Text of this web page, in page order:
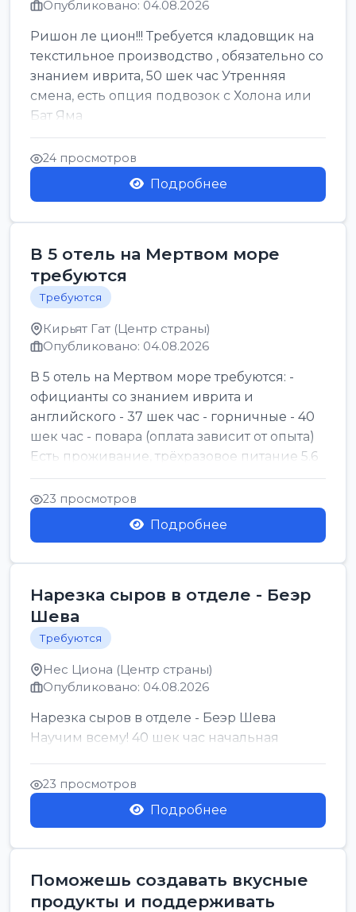
Опубликовано: 04.08.2026
Ришон ле цион!!! Требуется кладовщик на
текстильное производство , обязательно со
знанием иврита, 50 шек час Утренняя
смена, есть опция подвозок с Холона или
Бат Яма
24 просмотров
Подробнее
В 5 отель на Мертвом море
требуются
Требуются
Кирьят Гат (Центр страны)
Опубликовано: 04.08.2026
В 5 отель на Мертвом море требуются: -
официанты со знанием иврита и
английского - 37 шек час - горничные - 40
шек час - повара (оплата зависит от опыта)
Есть проживание, трёхразовое питание 5.6
шек в...
23 просмотров
Подробнее
Нарезка сыров в отделе - Беэр
Шева
Требуются
Нес Циона (Центр страны)
Опубликовано: 04.08.2026
Нарезка сыров в отделе - Беэр Шева
Научим всему! 40 шек час начальная
23 просмотров
Подробнее
Поможешь создавать вкусные
продукты и поддерживать